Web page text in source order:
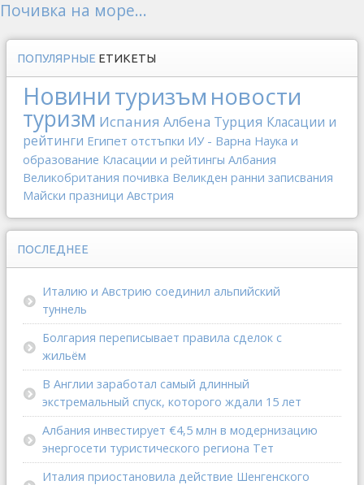
Почивка на море...
ПОПУЛЯРНЫЕ ЕТИКЕТЫ
Новинитуризъм новости
туризм Испания Албена Турция Класации и
рейтинги Египет отстъпки ИУ - Варна Наука и
образование Класации и рейтингы Албания
Великобритания почивка Великден ранни записвания
Майски празници Австрия
ПОСЛЕДНЕЕ
Италию и Австрию соединил альпийский
туннель
Болгария переписывает правила сделок с
жильём
В Англии заработал самый длинный
экстремальный спуск, которого ждали 15 лет
Албания инвестирует €4,5 млн в модернизацию
энергосети туристического региона Тет
Италия приостановила действие Шенгенского